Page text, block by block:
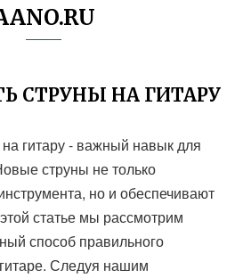
СТРУНЫ НА ГИТАРУ
на гитару - важный навык для
струны не только
но и обеспечивают
статье мы рассмотрим
способ правильного
Следуя нашим